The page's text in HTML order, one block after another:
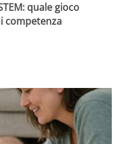
quale gioco
competenza